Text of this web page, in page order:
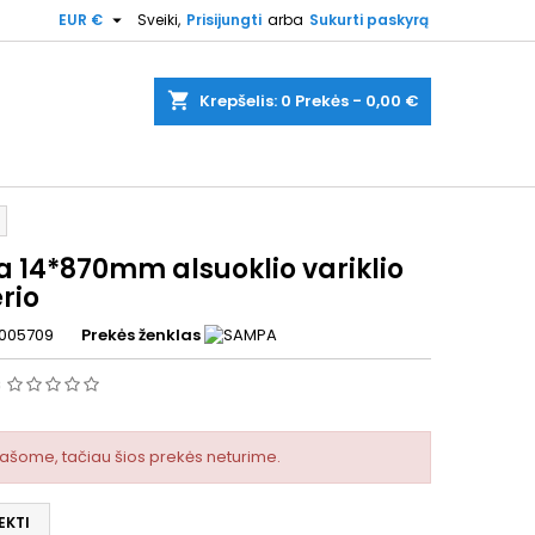
Sveiki, Prisijungti arba Sukurti paskyrą
EUR € 
shopping_cart Krepšelis: 0 Prekės - 0,00 €
14*870mm alsuoklio variklio
Prekės ženklas
tačiau šios prekės neturime.